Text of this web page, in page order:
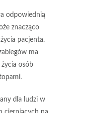
odpowiednią
znacząco
pacjenta.
ma
osób
dla ludzi w